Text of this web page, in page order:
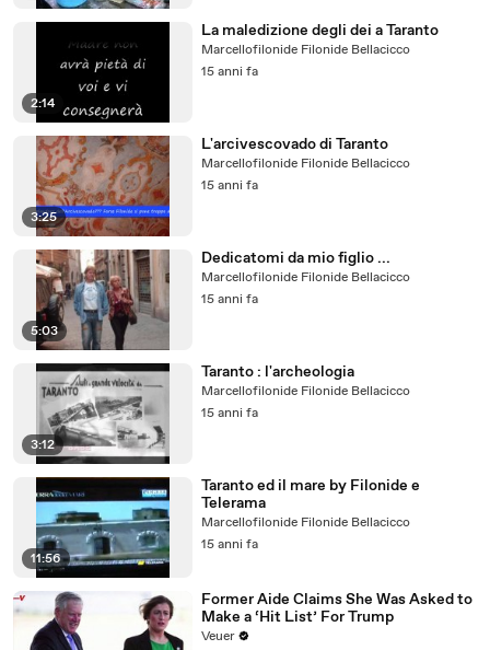
2:14
La maledizione degli dei a Taranto
Marcellofilonide Filonide Bellacicco
15 anni fa
3:25
L'arcivescovado di Taranto
Marcellofilonide Filonide Bellacicco
15 anni fa
5:03
Dedicatomi da mio figlio ...
Marcellofilonide Filonide Bellacicco
15 anni fa
3:12
Taranto : l'archeologia
Marcellofilonide Filonide Bellacicco
15 anni fa
11:56
Taranto ed il mare by Filonide e
Telerama
Marcellofilonide Filonide Bellacicco
15 anni fa
Former Aide Claims She Was Asked to
Make a ‘Hit List’ For Trump
Veuer